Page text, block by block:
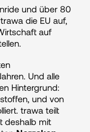
und über 80
die EU auf,
auf
Und alle
Hintergrund:
und von
trawa teilt
deshalb mit